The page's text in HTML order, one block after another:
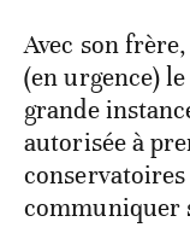
Avec son
(en urgence)
grande
autorisée à
communiquer